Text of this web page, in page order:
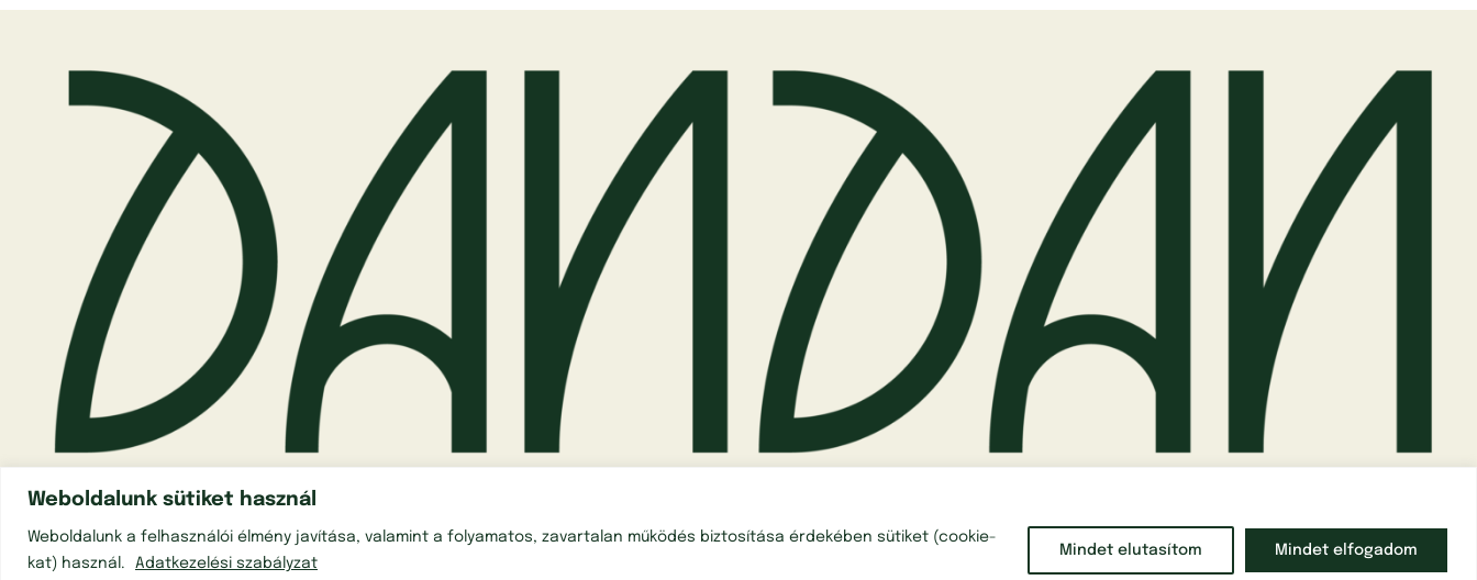
Weboldalunk sütiket használ
Weboldalunk a felhasználói élmény javítása, valamint a folyamatos, zavartalan működés biztosítása érdekében sütiket (cookie-
kat) használ.
Adatkezelési szabályzat
Mindet elutasítom Mindet elfogadom